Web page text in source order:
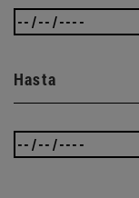
Hasta